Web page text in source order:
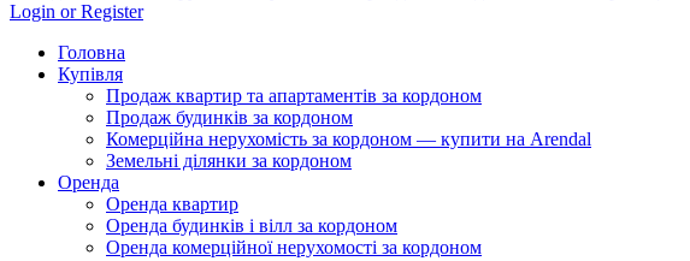
Login or Register
Головна
Купівля
Продаж квартир та апартаментів за кордоном
Продаж будинків за кордоном
Комерційна нерухомість за кордоном — купити на Arendal
Земельні ділянки за кордоном
Оренда
Оренда квартир
Оренда будинків і вілл за кордоном
Оренда комерційної нерухомості за кордоном